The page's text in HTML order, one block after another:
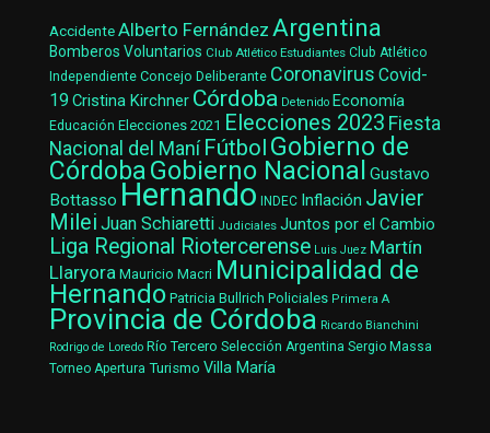
AccidenteAlberto Fernández Argentina
Bomberos Voluntarios Club Atlético Estudiantes Club Atlético
Independiente Concejo Deliberante Coronavirus Covid-
19 Cristina Kirchner Córdoba Detenido Economía
Educación Elecciones 2021 Elecciones 2023 Fiesta
Nacional del Maní Fútbol Gobierno de
CórdobaGobierno Nacional Gustavo
Bottasso Hernando INDEC Inflación Javier
Milei Juan Schiaretti Judiciales Juntos por el Cambio
Liga Regional Riotercerense Luis Juez Martín
Llaryora Mauricio Macri Municipalidad de
Hernando Patricia Bullrich Policiales Primera A
Provincia de Córdoba Ricardo Bianchini
Rodrigo de Loredo Río Tercero Selección Argentina Sergio Massa
Torneo Apertura Turismo Villa María